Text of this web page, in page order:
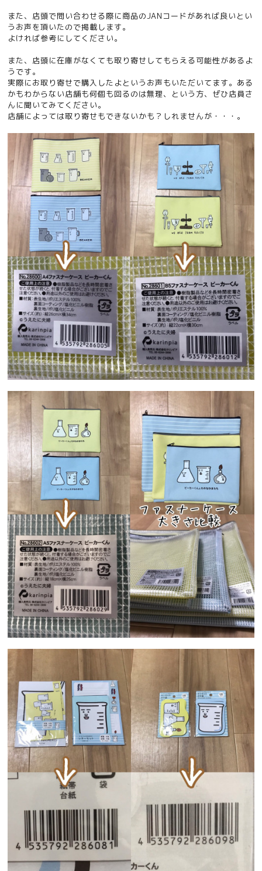
また、店頭で問い合わせる際に商品のJANコードがあれば良いとい
うお声を頂いたので掲載します。
よければ参考にしてください。
また、店頭に在庫がなくても取り寄せしてもらえる可能性があるよ
うです。
実際にお取り寄せで購入したよというお声もいただいてます。ある
かもわからない店舗も何個も回るのは無理、という方、ぜひ店員さ
んに聞いてみてください。
店舗によっては取り寄せもできないかも？しれませんが・・・。